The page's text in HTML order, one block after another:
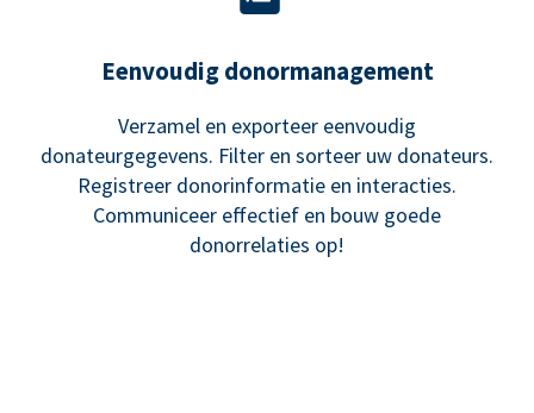
Eenvoudig donormanagement
Verzamel en exporteer eenvoudig
donateurgegevens. Filter en sorteer uw donateurs.
Registreer donorinformatie en interacties.
Communiceer effectief en bouw goede
donorrelaties op!